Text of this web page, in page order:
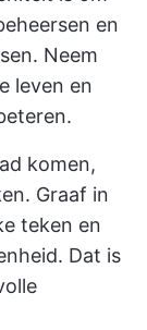
en
Neem
leven en
komen,
Graaf in
teken en
Dat is